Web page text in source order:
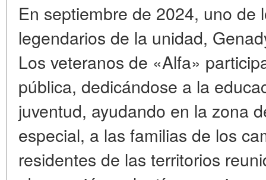
En septiembre de 2024, uno de
legendarios de la unidad,
Los veteranos de «Alfa»
pública, dedicándose a la
juventud, ayudando en la zona
especial, a las familias de los
residentes de las territorios